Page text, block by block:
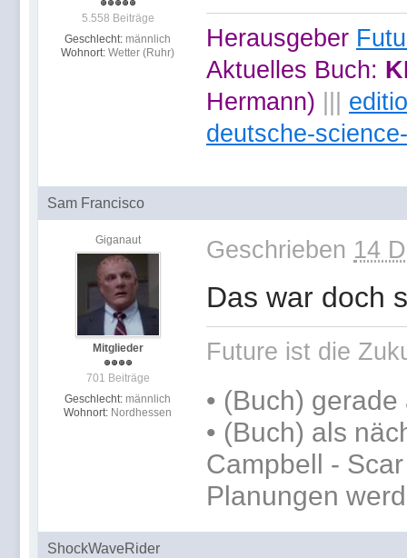
5.558 Beiträge
Geschlecht: männlich
Wohnort: Wetter (Ruhr)
Herausgeber
Aktuelles Buch:
Hermann)
deutsche-
Sam Francisco
Giganaut
Mitglieder
701 Beiträge
Geschlecht: männlich
Wohnort: Nordhessen
Geschrieben 14
Das war doch
Future ist die
• (Buch) gerade
• (Buch) als
Campbell -
Planungen
ShockWaveRider